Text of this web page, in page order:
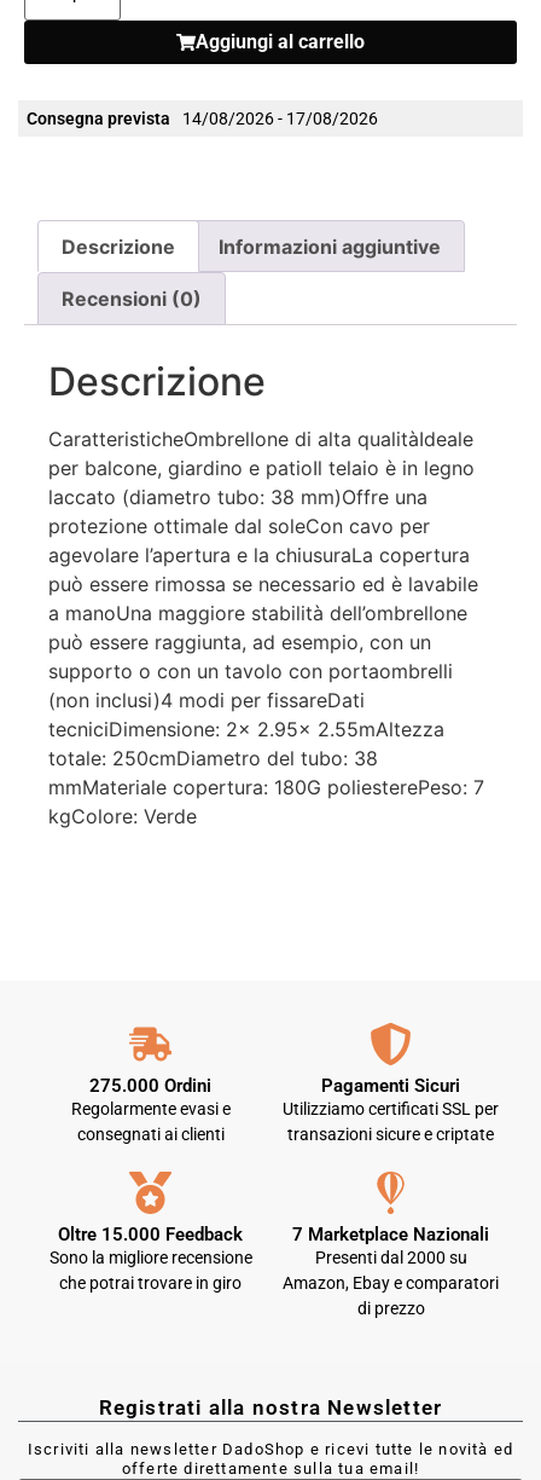
Aggiungi al carrello
Consegna prevista 14/08/2026 - 17/08/2026
Descrizione Informazioni aggiuntive
Recensioni (0)
Descrizione
CaratteristicheOmbrellone di alta qualitàIdeale
per balcone, giardino e patioIl telaio è in legno
laccato (diametro tubo: 38 mm)Offre una
protezione ottimale dal soleCon cavo per
agevolare l’apertura e la chiusuraLa copertura
può essere rimossa se necessario ed è lavabile
a manoUna maggiore stabilità dell’ombrellone
può essere raggiunta, ad esempio, con un
supporto o con un tavolo con portaombrelli
(non inclusi)4 modi per fissareDati
tecniciDimensione: 2x 2.95x 2.55mAltezza
totale: 250cmDiametro del tubo: 38
mmMateriale copertura: 180G poliesterePeso: 7
kgColore: Verde
275.000 Ordini
Regolarmente evasi e
consegnati ai clienti
Pagamenti Sicuri
Utilizziamo certificati SSL per
transazioni sicure e criptate
Oltre 15.000 Feedback
Sono la migliore recensione
che potrai trovare in giro
7 Marketplace Nazionali
Presenti dal 2000 su
Amazon, Ebay e comparatori
di prezzo
Registrati alla nostra Newsletter
Iscriviti alla newsletter DadoShop e ricevi tutte le novità ed
offerte direttamente sulla tua email!